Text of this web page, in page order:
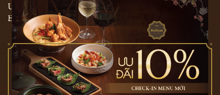
ƯU ĐÃI 10% CHO THỰC ĐƠN MỚI RUNAM - THE
ESSENCE OF VIETNAM